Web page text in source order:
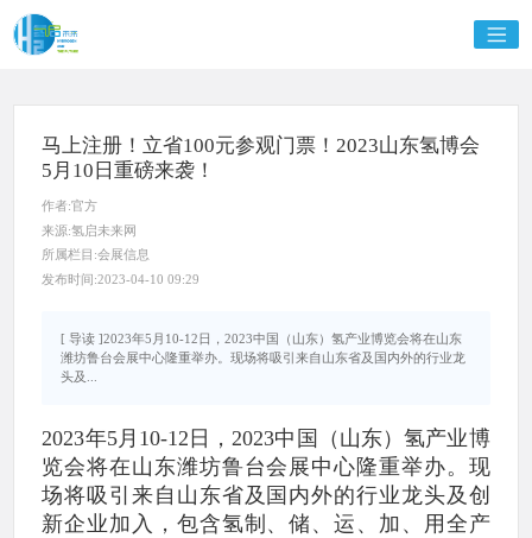
马上注册！立省100元参观门票！2023山东氢博会
5月10日重磅来袭！
作者:官方
来源:氢启未来网
所属栏目:会展信息
发布时间:2023-04-10 09:29
[ 导读 ]2023年5月10-12日，2023中国（山东）氢产业博览会将在山东
潍坊鲁台会展中心隆重举办。现场将吸引来自山东省及国内外的行业龙
头及...
2023年5月10-12日，2023中国（山东）氢产业博
览会将在山东潍坊鲁台会展中心隆重举办。现
场将吸引来自山东省及国内外的行业龙头及创
新企业加入，包含氢制、储、运、加、用全产